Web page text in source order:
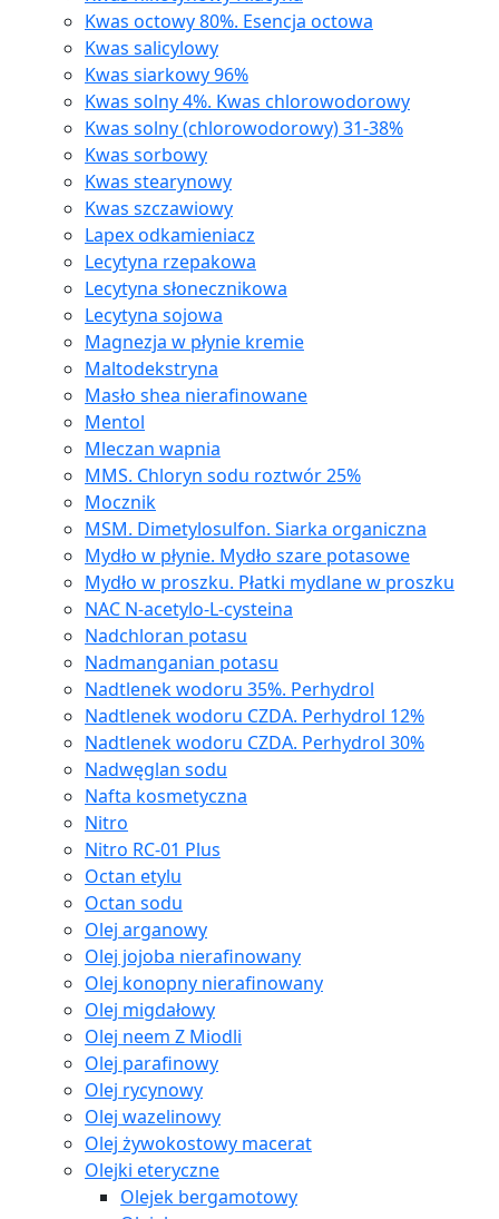
Kwas octowy 80%. Esencja octowa
Kwas salicylowy
Kwas siarkowy 96%
Kwas solny 4%. Kwas chlorowodorowy
Kwas solny (chlorowodorowy) 31-38%
Kwas sorbowy
Kwas stearynowy
Kwas szczawiowy
Lapex odkamieniacz
Lecytyna rzepakowa
Lecytyna słonecznikowa
Lecytyna sojowa
Magnezja w płynie kremie
Maltodekstryna
Masło shea nierafinowane
Mentol
Mleczan wapnia
MMS. Chloryn sodu roztwór 25%
Mocznik
MSM. Dimetylosulfon. Siarka organiczna
Mydło w płynie. Mydło szare potasowe
Mydło w proszku. Płatki mydlane w proszku
NAC N-acetylo-L-cysteina
Nadchloran potasu
Nadmanganian potasu
Nadtlenek wodoru 35%. Perhydrol
Nadtlenek wodoru CZDA. Perhydrol 12%
Nadtlenek wodoru CZDA. Perhydrol 30%
Nadwęglan sodu
Nafta kosmetyczna
Nitro
Nitro RC-01 Plus
Octan etylu
Octan sodu
Olej arganowy
Olej jojoba nierafinowany
Olej konopny nierafinowany
Olej migdałowy
Olej neem Z Miodli
Olej parafinowy
Olej rycynowy
Olej wazelinowy
Olej żywokostowy macerat
Olejki eteryczne
Olejek bergamotowy